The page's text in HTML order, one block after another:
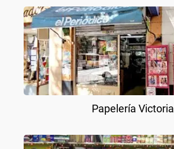
Papelería Victoria